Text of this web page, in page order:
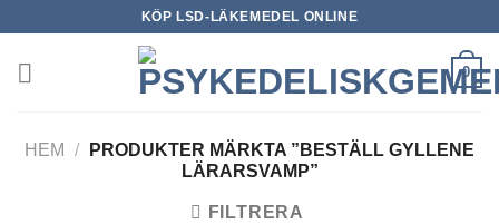
content
KÖP LSD-LÄKEMEDEL ONLINE
0
HEM /
PRODUKTER MÄRKTA ”BESTÄLL GYLLENE
LÄRARSVAMP”
FILTRERA